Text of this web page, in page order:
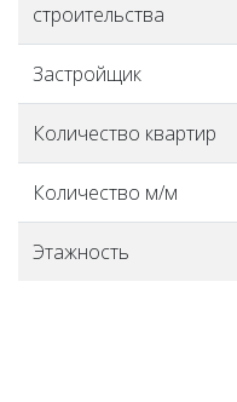
строительства
Застройщик
Количество квартир
Количество м/м
Этажность